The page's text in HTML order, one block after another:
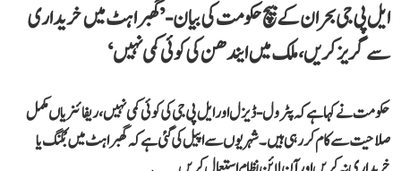
ایل پی جی بحران کے بیچ حکومت کی بیان- ’گھبراہٹ میں خریداری
سے گریز کریں، ملک میں ایندھن کی کوئی کمی نہیں‘
حکومت نے کہا ہے کہ پٹرول-ڈیزل اور ایل پی جی کی کوئی کمی نہیں، ریفائنریاں مکمل
صلاحیت سے کام کر رہی ہیں۔ شہریوں سے اپیل کی گئی ہے کہ گھبراہٹ میں بُکنگ یا